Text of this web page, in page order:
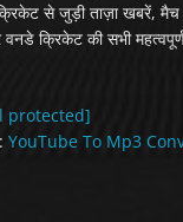
से जुड़ी ताज़ा खबरें,
क्रिकेट की सभी महत्वपूर्ण
protected]
YouTube To Mp3